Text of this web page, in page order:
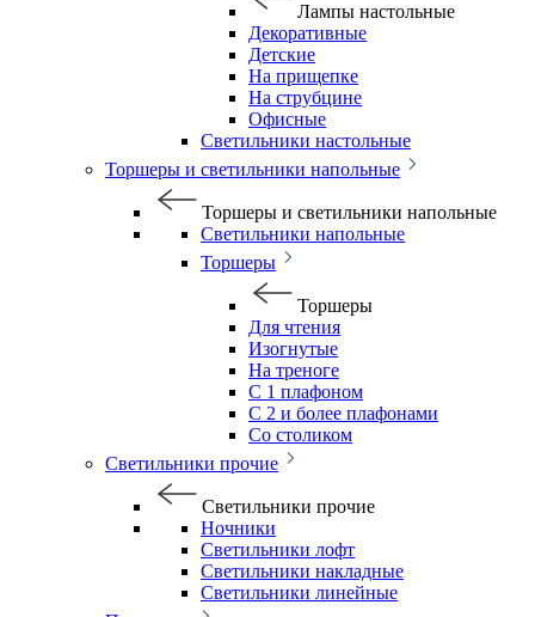
Лампы настольные
Декоративные
Детские
На прищепке
На струбцине
Офисные
Светильники настольные
Торшеры и светильники напольные
Торшеры и светильники напольные
Светильники напольные
Торшеры
Торшеры
Для чтения
Изогнутые
На треноге
С 1 плафоном
С 2 и более плафонами
Со столиком
Светильники прочие
Светильники прочие
Ночники
Светильники лофт
Светильники накладные
Светильники линейные